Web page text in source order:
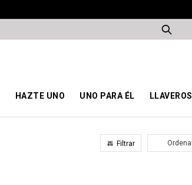
HAZTE UNO UNO PARA ÉL LLAVEROS